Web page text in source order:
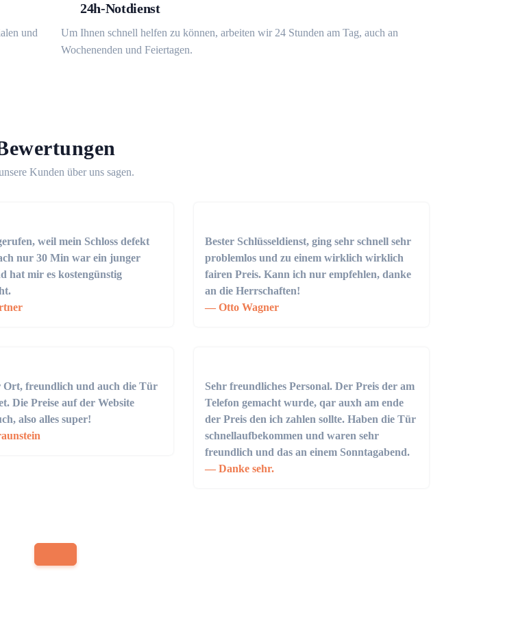
und
24h-Notdienst
Um Ihnen schnell helfen zu können, arbeiten wir 24 Stunden am Tag, auch an
Wochenenden und Feiertagen.
Kunden über uns sagen.
weil mein Schloss defekt
nur 30 Min war ein junger
hat mir es kostengünstig
Bester Schlüsseldienst, ging sehr schnell sehr
problemlos und zu einem wirklich wirklich
fairen Preis. Kann ich nur empfehlen, danke
an die Herrschaften!
Otto Wagner
Ort, freundlich und auch die Tür
Die Preise auf der Website
also alles super!
Sehr freundliches Personal. Der Preis der am
Telefon gemacht wurde, qar auxh am ende
der Preis den ich zahlen sollte. Haben die Tür
schnellaufbekommen und waren sehr
freundlich und das an einem Sonntagabend.
Danke sehr.